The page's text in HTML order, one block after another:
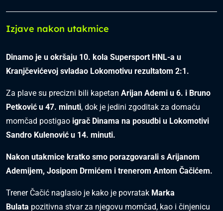
Izjave nakon utakmice
Dinamo je u okršaju 10. kola Supersport HNL-a u
Kranjčevićevoj svladao Lokomotivu rezultatom 2:1.
Za plave su precizni bili kapetan Arijan Ademi u 6. i Bruno
Petković u 47. minuti, dok je jedini zgoditak za domaću
momčad postigao igrač Dinama na posudbi u Lokomotivi
Sandro Kulenović u 14. minuti.
Nakon utakmice kratko smo porazgovarali s Arijanom
Ademijem, Josipom Drmićem i trenerom Antom Čačićem.
Trener Čačić naglasio je kako je povratak Marka
Bulata pozitivna stvar za njegovu momčad, kao i činjenicu